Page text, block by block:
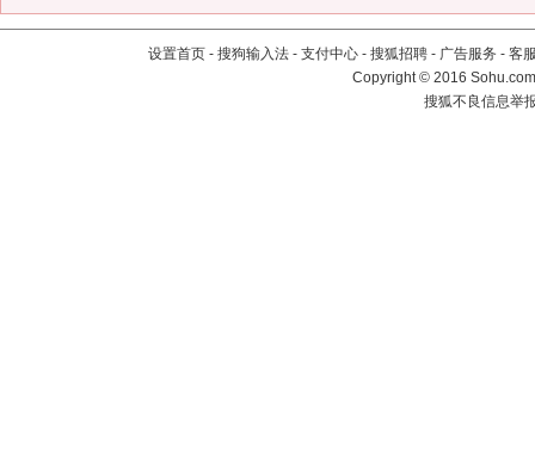
设置首页 - 搜狗输入法 - 支付中心 - 搜狐招聘 - 广告服务 - 客
Copyright©2016
搜狐不良信息举